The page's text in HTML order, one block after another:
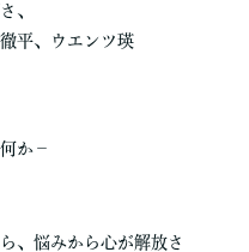
、
平、ウエンツ瑛
か－
、悩みから心が解放さ